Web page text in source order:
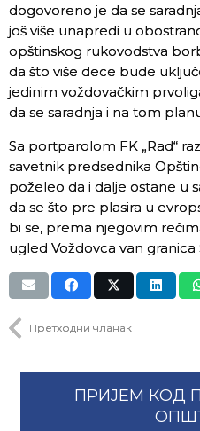
dogovoreno je da se
još više unapredi u
opštinskog rukovodstva
da što više dece bude
jedinim voždovačkim
da se saradnja i na tom
Sa portparolom FK „Rad“
savetnik predsednika
poželeo da i dalje ostane u
da se što pre plasira u
bi se, prema njegovim
ugled Voždovca van granica
Претходни чланак
ПРИЈЕМ КОД